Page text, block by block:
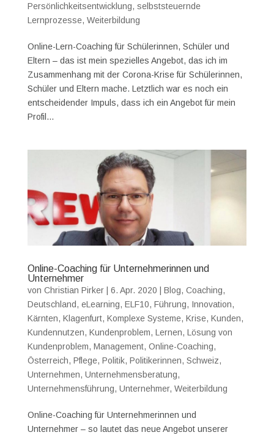
Persönlichkeitsentwicklung, selbststeuernde
Lernprozesse, Weiterbildung
Online-Lern-Coaching für Schülerinnen, Schüler und
Eltern – das ist mein spezielles Angebot, das ich im
Zusammenhang mit der Corona-Krise für Schülerinnen,
Schüler und Eltern mache. Letztlich war es noch ein
entscheidender Impuls, dass ich ein Angebot für mein
Profil...
Online-Coaching für Unternehmerinnen und
Unternehmer
von Christian Pirker| 6. Apr. 2020 Blog, Coaching,
Deutschland, eLearning, ELF10, Führung, Innovation,
Kärnten, Klagenfurt, Komplexe Systeme, Krise, Kunden,
Kundennutzen, Kundenproblem, Lernen, Lösung von
Kundenproblem, Management, Online-Coaching,
Österreich, Pflege, Politik, Politikerinnen, Schweiz,
Unternehmen, Unternehmensberatung,
Unternehmensführung, Unternehmer, Weiterbildung
Online-Coaching für Unternehmerinnen und
Unternehmer – so lautet das neue Angebot unserer